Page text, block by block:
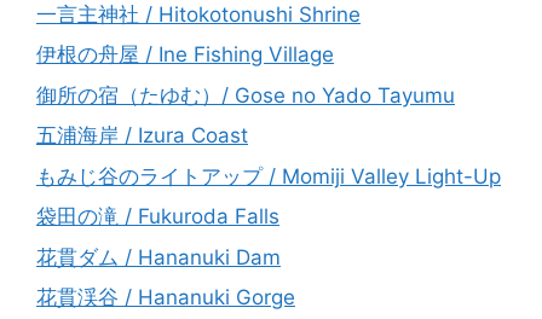
一言主神社 / Hitokotonushi Shrine
伊根の舟屋 / Ine Fishing Village
御所の宿（たゆむ）/ Gose no Yado Tayumu
五浦海岸 / Izura Coast
もみじ谷のライトアップ / Momiji Valley Light-Up
袋田の滝 / Fukuroda Falls
花貫ダム / Hananuki Dam
花貫渓谷 / Hananuki Gorge